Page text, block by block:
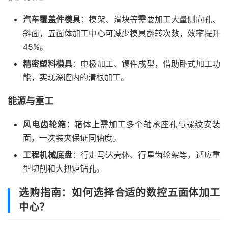
汽车覆盖件模具：模架、滑块等需要加工大量侧向孔、
斜面，五面体加工中心可减少模具翻转次数，效率提升
45%。
精密塑料模具：电极加工、镶件成型，借助卧式加工功
能，实现深腔内的清根加工。
能源与重工
风电齿轮箱 ：箱体上需加工多个轴承座孔与螺纹安装
面，一次装夹保证同轴度。
工程机械底盘：行走马达壳体、行星齿轮架等，适应重
型切削和大扭矩钻孔。
选购指南：如何选择合适的数控五面体加工
中心？